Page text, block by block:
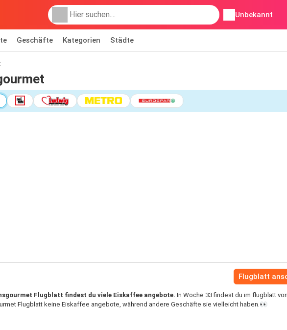
Unbekannt
Geschäfte Kategorien Städte
Flugblatt
Flugblatt findest du viele Eiskaffee angebote. In Woche 33 findest du im flugblatt von
Flugblatt keine Eiskaffee angebote, während andere Geschäfte sie vielleicht haben.👀